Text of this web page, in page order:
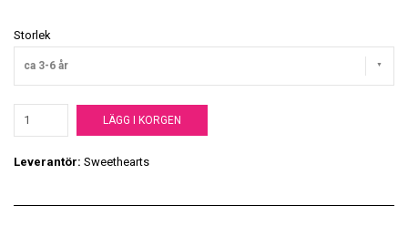
Storlek
ca 3-6 år
LÄGG I KORGEN
Leverantör: Sweethearts